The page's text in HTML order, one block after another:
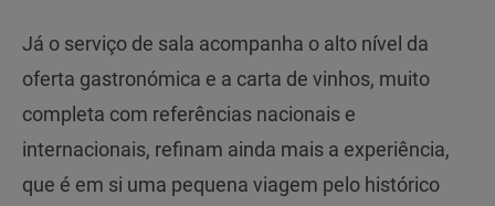
Já o serviço de sala acompanha o alto nível da
oferta gastronómica e a carta de vinhos, muito
completa com referências nacionais e
internacionais, refinam ainda mais a experiência,
que é em si uma pequena viagem pelo histórico